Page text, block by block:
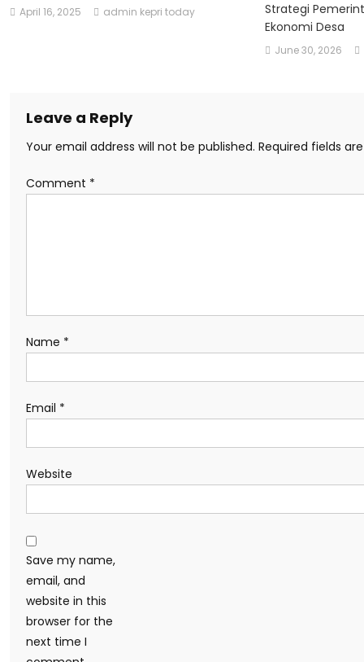
April 16, 2025 admin kepri today
Strategi
Ekonomi Desa
June 30, 2026
Leave a Reply
Your email address will not be published. Required fields
Comment *
Name *
Email *
Website
Save my name,
email, and
website in this
browser for the
next time I